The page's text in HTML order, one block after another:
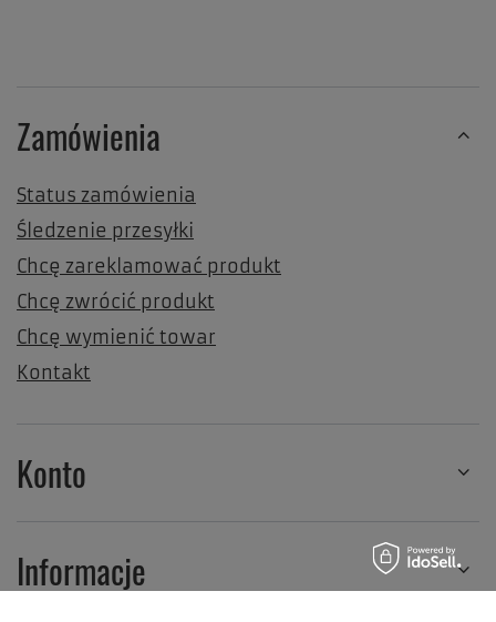
Zamówienia
Status zamówienia
Śledzenie przesyłki
Chcę zareklamować produkt
Chcę zwrócić produkt
Chcę wymienić towar
Kontakt
Konto
Informacje